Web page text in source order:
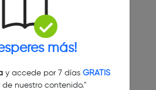
más!
y accede por 7 días GRATIS
de nuestro contenido."